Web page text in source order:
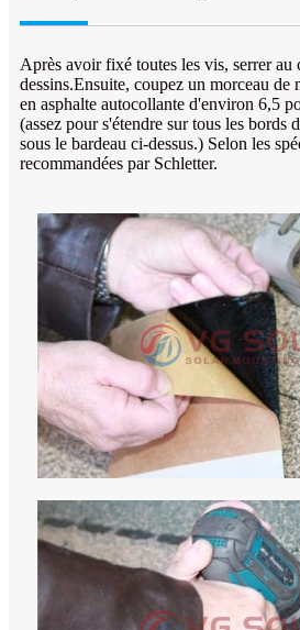
Après avoir fixé toutes les vis, serrer au
dessins.Ensuite, coupez un morceau de
en asphalte autocollante d'environ 6,5
(assez pour s'étendre sur tous les bords
sous le bardeau ci-dessus.) Selon les
recommandées par Schletter.